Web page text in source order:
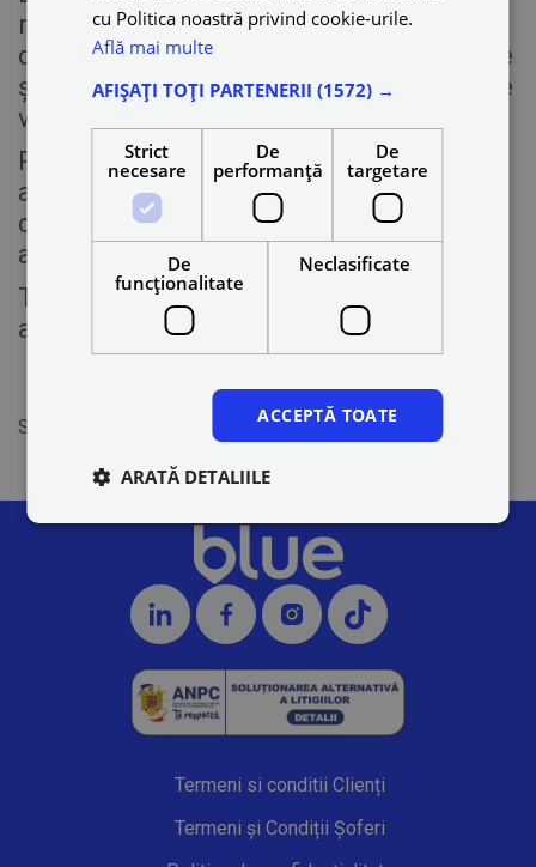
responsabilitatea noastră, a fiecăruia
dintre noi, de a contribui la un viitor verde
și curat pentru noi și pentru generațiile ce
vor urma.
Prin flota noastră de mașini electrice, ne-
am asumat reducerea amprentei de
carbon din București. Acesta este
angajamentul nostru.
Te invităm să faci parte din schimbare
alături de noi 💙
Share on
Termeni si conditii Clienți
Termeni și Condiții Șoferi
cu Politica noastră privind cookie-urile.
Află mai multe
AFIȘAȚI TOȚI PARTENERII (1572) →
Strict
necesare
De
performanță
De
targetare
De
funcţionalitate
Neclasificate
ACCEPTĂ TOATE
ARATĂ DETALIILE